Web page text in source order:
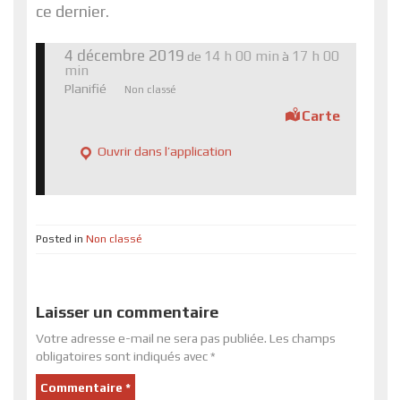
ce dernier.
4 décembre 2019 de 14 h 00 min à 17 h 00
min
Planifié Non classé
Carte
Ouvrir dans l’application
Posted in Non classé
Laisser un commentaire
Votre adresse e-mail ne sera pas publiée. Les champs
obligatoires sont indiqués avec*
Commentaire *